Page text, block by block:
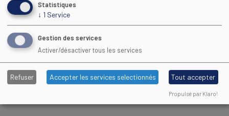
Regarder la vidéo
Consulter le réglement intérieur du CFA :
Statistiques
↓ 1 Service
Gestion des services
Activer/désactiver tous les services
Refuser Accepter les services selectionnés Tout accepter
Propulsé par Klaro!